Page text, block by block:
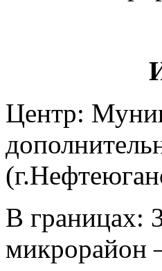
Центр:
В границах:
микрорайон